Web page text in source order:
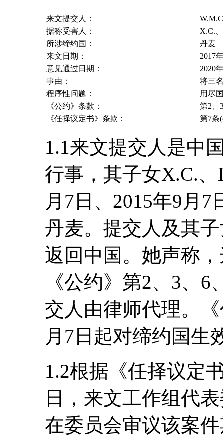
来文提交人：
据称受害人：
X.C.
所涉缔约国：
丹麦
来文日期：
2017
意见通过日期：
2020
事由：
将三
程序性问题：
用尽
《公约》条款：
第2、
《任择议定书》条款：
第7条
1.1来文提交人是中
行事，其子女X.C.、
月7日、2015年9月7
丹麦。提交人及其
返回中国。她声称
《公约》第2、3、
交人由律师代理。
月7日起对缔约国生
1.2根据《任择议定
日，来文工作组代
在委员会审议该案